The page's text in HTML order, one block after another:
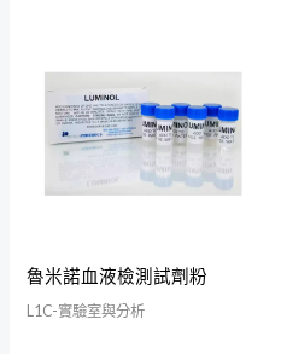
魯米諾血液檢測試劑粉
L1C-實驗室與分析